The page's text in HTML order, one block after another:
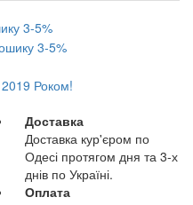
3-5%
Доставка
Доставка кур'єром по
Одесі протягом дня та 3-х
днів по Україні.
Оплата